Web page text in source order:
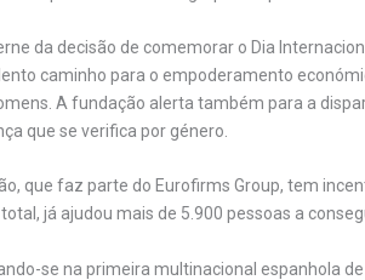
da decisão de comemorar o Dia
caminho para o empoderamento
A fundação alerta também para a
que se verifica por género.
que faz parte do Eurofirms Group, tem
já ajudou mais de 5.900 pessoas a
se na primeira multinacional espanhola